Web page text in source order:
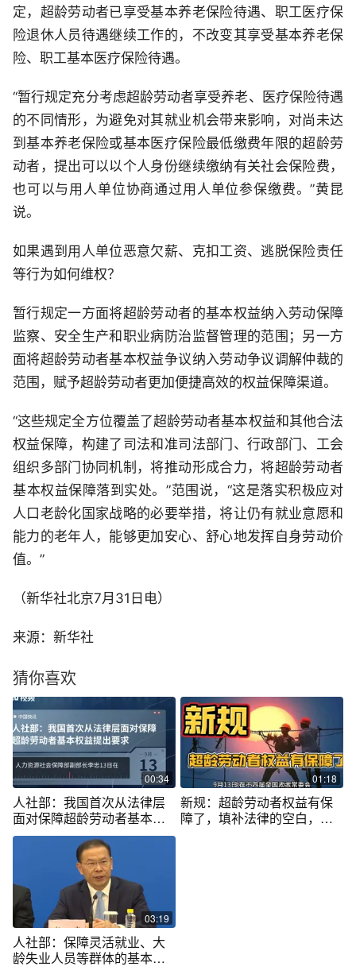
定，超龄劳动者已享受基本养老保险待遇、职工医疗保
险退休人员待遇继续工作的，不改变其享受基本养老保
险、职工基本医疗保险待遇。
“暂行规定充分考虑超龄劳动者享受养老、医疗保险待遇
的不同情形，为避免对其就业机会带来影响，对尚未达
到基本养老保险或基本医疗保险最低缴费年限的超龄劳
动者，提出可以以个人身份继续缴纳有关社会保险费，
也可以与用人单位协商通过用人单位参保缴费。”黄昆
说。
如果遇到用人单位恶意欠薪、克扣工资、逃脱保险责任
等行为如何维权？
暂行规定一方面将超龄劳动者的基本权益纳入劳动保障
监察、安全生产和职业病防治监督管理的范围；另一方
面将超龄劳动者基本权益争议纳入劳动争议调解仲裁的
范围，赋予超龄劳动者更加便捷高效的权益保障渠道。
“这些规定全方位覆盖了超龄劳动者基本权益和其他合法
权益保障，构建了司法和准司法部门、行政部门、工会
组织多部门协同机制，将推动形成合力，将超龄劳动者
基本权益保障落到实处。”范围说，“这是落实积极应对
人口老龄化国家战略的必要举措，将让仍有就业意愿和
能力的老年人，能够更加安心、舒心地发挥自身劳动价
值。”
（新华社北京7月31日电）
来源：新华社
猜你喜欢
00:34
人社部：我国首次从法律层
面对保障超龄劳动者基本权
益提出要求
01:18
新规：超龄劳动者权益有保
障了，填补法律的空白，彰
03:19
人社部：保障灵活就业、大
龄失业人员等群体的基本权